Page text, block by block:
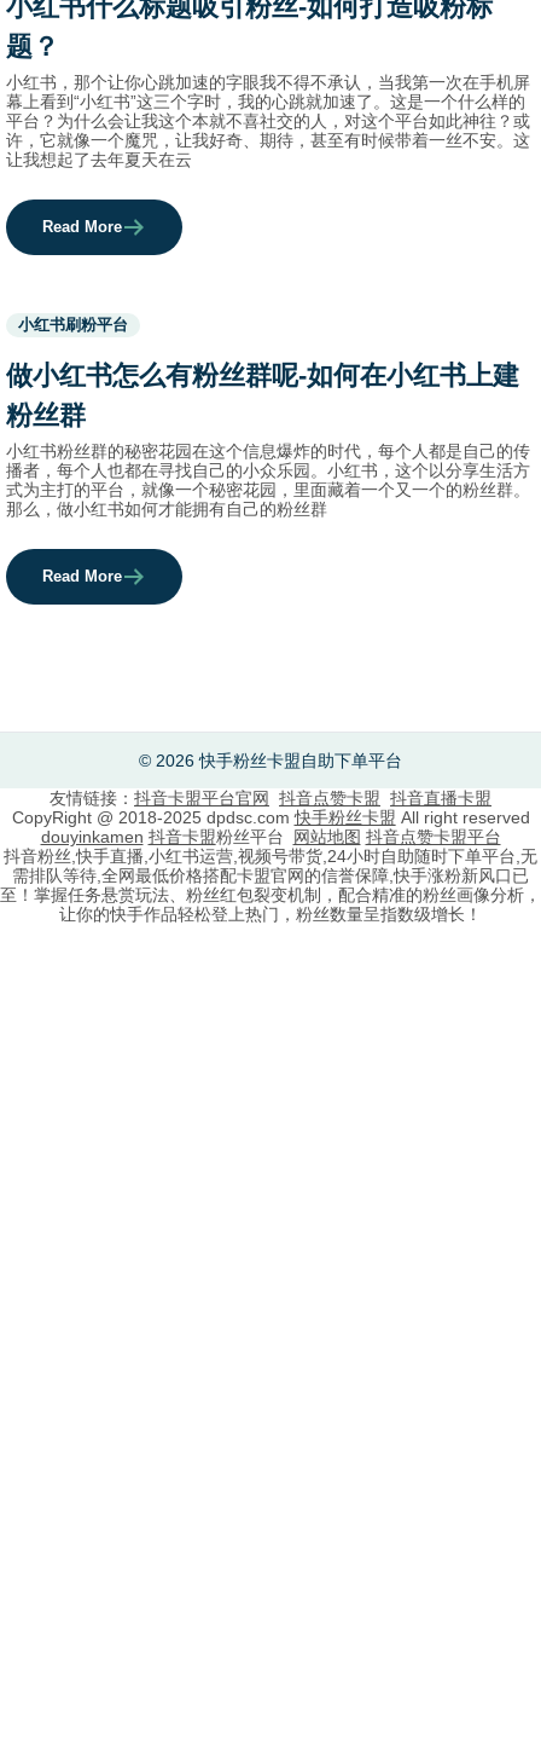
names.
小红书什么标题吸引粉丝-如何打造吸粉标
题？
小红书，那个让你心跳加速的字眼我不得不承认，当我第一次在手机屏
幕上看到“小红书”这三个字时，我的心跳就加速了。这是一个什么样的
平台？为什么会让我这个本就不喜社交的人，对这个平台如此神往？或
许，它就像一个魔咒，让我好奇、期待，甚至有时候带着一丝不安。这
让我想起了去年夏天在云
Read More
Used
before
names.
小红书刷粉平台
做小红书怎么有粉丝群呢-如何在小红书上建
粉丝群
小红书粉丝群的秘密花园在这个信息爆炸的时代，每个人都是自己的传
播者，每个人也都在寻找自己的小众乐园。小红书，这个以分享生活方
式为主打的平台，就像一个秘密花园，里面藏着一个又一个的粉丝群。
那么，做小红书如何才能拥有自己的粉丝群
Read More
© 2026 快手粉丝卡盟自助下单平台
友情链接： 抖音卡盟平台官网 抖音点赞卡盟 抖音直播卡盟
CopyRight @ 2018-2025 dpdsc.com快手粉丝卡盟 All right reserved
douyinkamen 抖音卡盟粉丝平台 网站地图 抖音点赞卡盟平台
抖音粉丝,快手直播,小红书运营,视频号带货,24小时自助随时下单平台,无
需排队等待,全网最低价格搭配卡盟官网的信誉保障,快手涨粉新风口已
至！掌握任务悬赏玩法、粉丝红包裂变机制，配合精准的粉丝画像分析，
让你的快手作品轻松登上热门，粉丝数量呈指数级增长！